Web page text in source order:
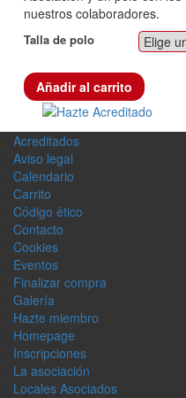
nuestros colaboradores.
Talla de polo
Hazte Acreditado
cantidad
Añadir al carrito
Acreditados
Aviso legal
Calendario
Carrito
Código ético
Contacto
Cookies
Eventos
Finalizar compra
Galerí­a
Hazte miembro
Homepage
Inscripciones
La asociación
Locales Asociados